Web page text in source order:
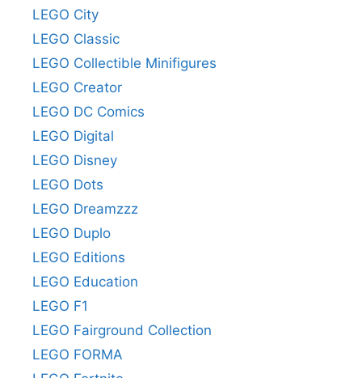
LEGO City
LEGO Classic
LEGO Collectible Minifigures
LEGO Creator
LEGO DC Comics
LEGO Digital
LEGO Disney
LEGO Dots
LEGO Dreamzzz
LEGO Duplo
LEGO Editions
LEGO Education
LEGO F1
LEGO Fairground Collection
LEGO FORMA